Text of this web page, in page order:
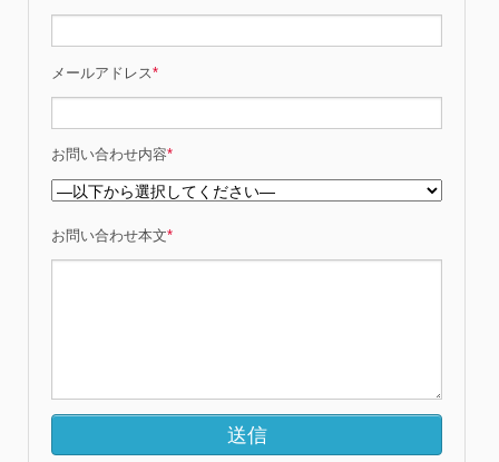
メールアドレス*
お問い合わせ内容*
お問い合わせ本文*